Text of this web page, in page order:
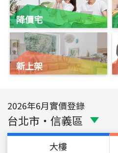
降價宅
新上架
2026年6月實價登錄
台北市 ・ 信義區
大樓